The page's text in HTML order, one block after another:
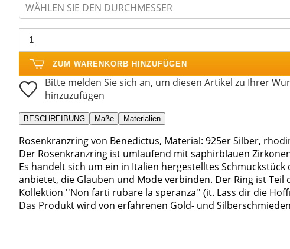
WÄHLEN SIE DEN DURCHMESSER
ZUM WARENKORB HINZUFÜGEN
Bitte melden Sie sich an, um diesen Artikel zu Ihrer
hinzuzufügen
BESCHREIBUNG Maße Materialien
Rosenkranzring von Benedictus, Material: 925er Silber,
Der Rosenkranzring ist umlaufend mit saphirblauen
Es handelt sich um ein in Italien hergestelltes
anbietet, die Glauben und Mode verbinden. Der Ring ist Teil
Kollektion ''Non farti rubare la speranza'' (it. Lass dir die
Das Produkt wird von erfahrenen Gold- und